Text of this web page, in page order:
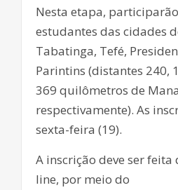
Nesta etapa,
estudantes das cidades
Tabatinga, Tefé,
Parintins (distantes 240,
369 quilômetros de
respectivamente). As
sexta-feira (19).
A inscrição deve ser feita
line, por meio do